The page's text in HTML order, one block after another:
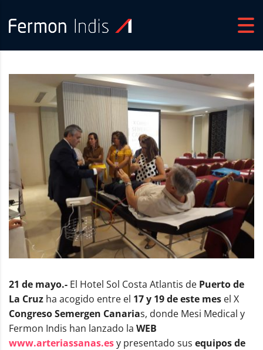
21 de mayo.- El Hotel Sol Costa Atlantis de Puerto de
La Cruz ha acogido entre el 17 y 19 de este mes el X
Congreso Semergen Canarias, donde Mesi Medical y
Fermon Indis han lanzado la WEB
www.arteriassanas.esy presentado sus equipos de